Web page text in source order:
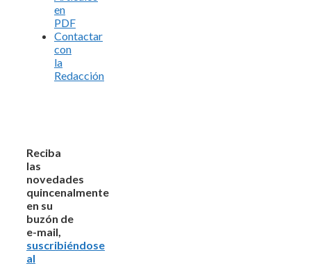
en
PDF
Contactar
con
la
Redacción
Reciba
las
novedades
quincenalmente
en su
buzón de
e-mail,
suscribiéndose
al